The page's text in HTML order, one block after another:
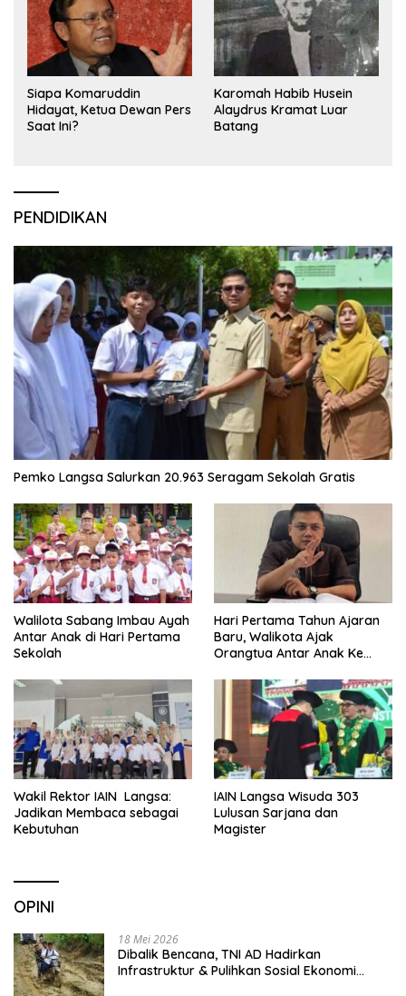
Siapa Komaruddin
Hidayat, Ketua Dewan Pers
Saat Ini?
Karomah Habib Husein
Alaydrus Kramat Luar
Batang
PENDIDIKAN
Pemko Langsa Salurkan 20.963 Seragam Sekolah Gratis
Walilota Sabang Imbau Ayah
Antar Anak di Hari Pertama
Sekolah
Hari Pertama Tahun Ajaran
Baru, Walikota Ajak
Orangtua Antar Anak Ke
Wakil Rektor IAIN Langsa:
Jadikan Membaca sebagai
Kebutuhan
IAIN Langsa Wisuda 303
Lulusan Sarjana dan
Magister
OPINI
18 Mei 2026
Dibalik Bencana, TNI AD Hadirkan
Infrastruktur & Pulihkan Sosial Ekonomi